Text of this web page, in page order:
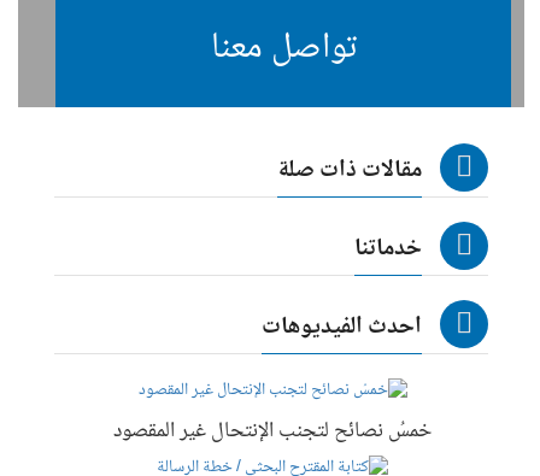
تواصل معنا
مقالات ذات صلة
خدماتنا
احدث الفيديوهات
خمسُ نصائح لتجنب الإنتحال غير المقصود